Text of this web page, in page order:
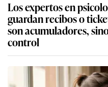
Los expertos en
guardan recibos o
son acumuladores,
control